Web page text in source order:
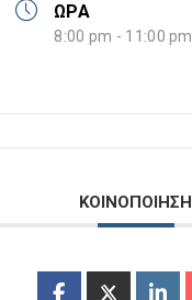
ΩΡΑ
8:00 pm - 11:00 pm
ΚΟΙΝΟΠΟΙΗΣΗ